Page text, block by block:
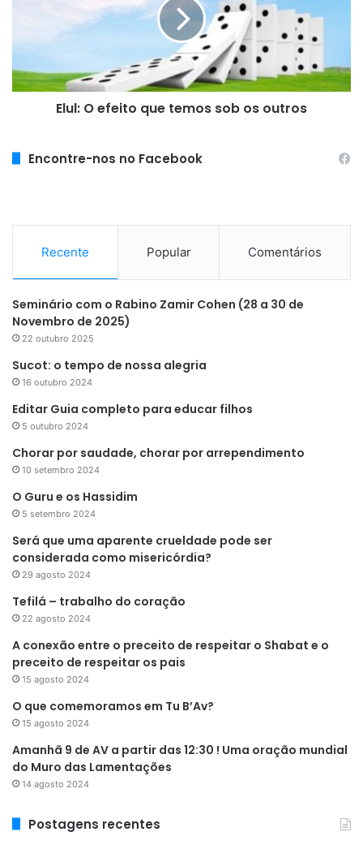
Elul: O efeito que temos sob os outros
Encontre-nos no Facebook
Recente Popular Comentários
Seminário com o Rabino Zamir Cohen (28 a 30 de
Novembro de 2025)
22 outubro 2025
Sucot: o tempo de nossa alegria
16 outubro 2024
Editar Guia completo para educar filhos
5 outubro 2024
Chorar por saudade, chorar por arrependimento
10 setembro 2024
O Guru e os Hassidim
5 setembro 2024
Será que uma aparente crueldade pode ser
considerada como misericórdia?
29 agosto 2024
Tefilá – trabalho do coração
22 agosto 2024
A conexão entre o preceito de respeitar o Shabat e o
preceito de respeitar os pais
15 agosto 2024
O que comemoramos em Tu B’Av?
15 agosto 2024
Amanhã 9 de AV a partir das 12:30 ! Uma oração mundial
do Muro das Lamentações
14 agosto 2024
Postagens recentes